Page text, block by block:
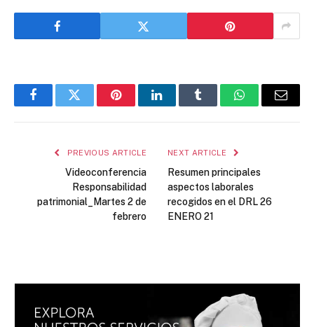
FacebookTwitter PinterestLinkedInTumblr WhatsAppEmail
PREVIOUS ARTICLE
Videoconferencia
Responsabilidad
patrimonial_Martes 2 de
febrero
NEXT ARTICLE
Resumen principales
aspectos laborales
recogidos en el DRL 26
ENERO 21